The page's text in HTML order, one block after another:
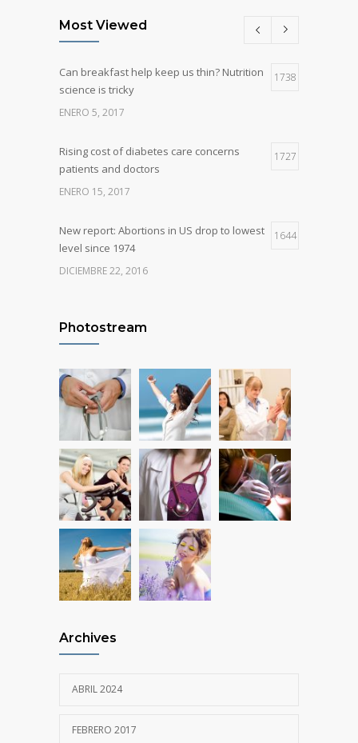
Most Viewed
Can breakfast help keep us thin? Nutrition
science is tricky
1738
ENERO 5, 2017
Rising cost of diabetes care concerns
patients and doctors
1727
ENERO 15, 2017
New report: Abortions in US drop to lowest
level since 1974
1644
DICIEMBRE 22, 2016
kids food allergies
Fitness blogger says weight gain led to
happier and healthier life
1054
NOVIEMBRE 17, 2016
Photostream
Archives
ABRIL 2024
FEBRERO 2017